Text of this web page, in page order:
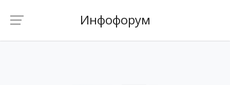
Инфофорум